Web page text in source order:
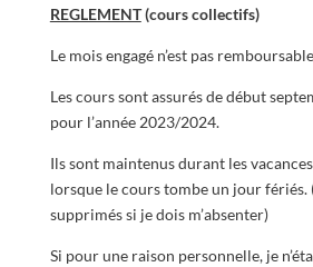
REGLEMENT(cours collectifs)
Le mois engagé n’est pas
Les cours sont assurés de début
pour l’année 2023/2024.
Ils sont maintenus durant les
lorsque le cours tombe un jour fériés.
supprimés si je dois m’absenter)
Si pour une raison personnelle, je